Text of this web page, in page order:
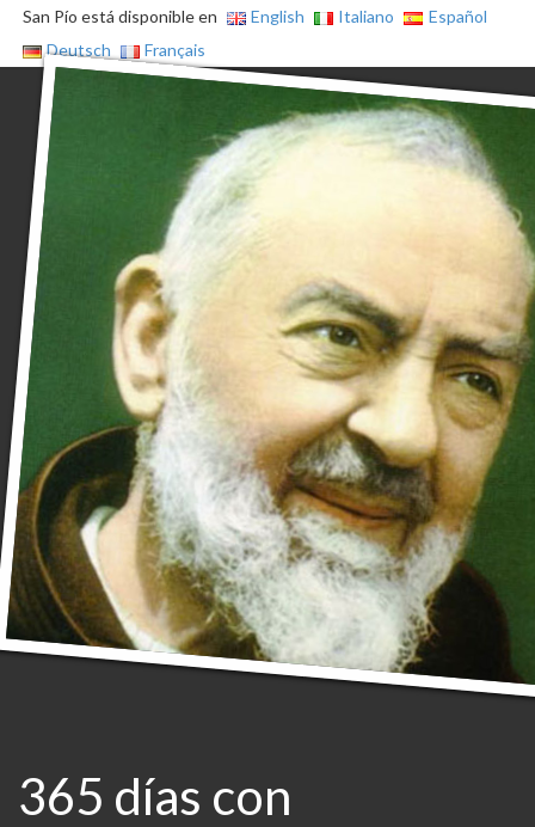
San Pío está disponible en English Italiano
Español
Deutsch
Français
365 días con